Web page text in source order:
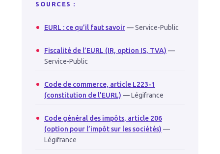
SOURCES :
EURL : ce qu’il faut savoir— Service-Public
Fiscalité de l’EURL (IR, option IS, TVA) —
Service-Public
Code de commerce, article L223-1
(constitution de l’EURL) — Légifrance
Code général des impôts, article 206
(option pour l’impôt sur les sociétés) —
Légifrance